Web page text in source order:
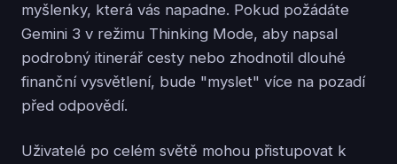
myšlenky, která vás napadne. Pokud požádáte
Gemini 3 v režimu Thinking Mode, aby napsal
podrobný itinerář cesty nebo zhodnotil dlouhé
finanční vysvětlení, bude "myslet" více na pozadí
před odpovědí.
Uživatelé po celém světě mohou přistupovat k